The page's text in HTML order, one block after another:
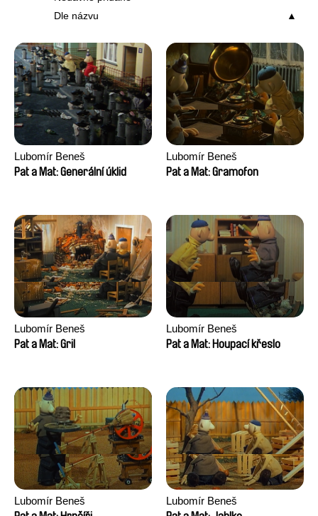
Dle názvu
Lubomír Beneš
Pat a Mat: Generální úklid
Lubomír Beneš
Pat a Mat: Gramofon
Lubomír Beneš
Pat a Mat: Gril
Lubomír Beneš
Pat a Mat: Houpací křeslo
Lubomír Beneš
Lubomír Beneš